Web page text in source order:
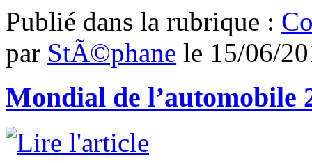
Publié dans la rubrique :
par StÃ©phane le 15/06/
Mondial de l’automobile